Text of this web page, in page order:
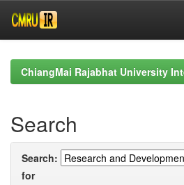
navigationChiangMai Rajabhat University
Search
Search:
for